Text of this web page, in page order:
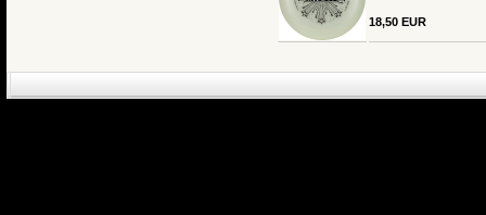
18,50 EUR